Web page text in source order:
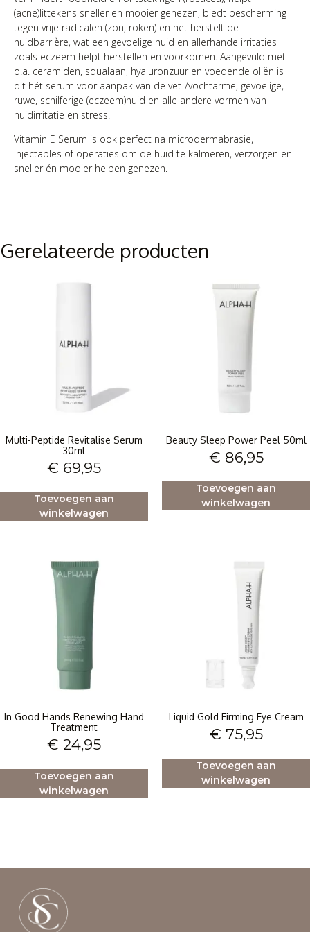
(acne)littekens sneller en mooier genezen, biedt bescherming
tegen vrije radicalen (zon, roken) en het herstelt de
huidbarrière, wat een gevoelige huid en allerhande irritaties
zoals eczeem helpt herstellen en voorkomen. Aangevuld met
o.a. ceramiden, squalaan, hyaluronzuur en voedende oliën is
dit hét serum voor aanpak van de vet-/vochtarme, gevoelige,
ruwe, schilferige (eczeem)huid en alle andere vormen van
huidirritatie en stress.
Vitamin E Serum is ook perfect na microdermabrasie,
injectables of operaties om de huid te kalmeren, verzorgen en
sneller én mooier helpen genezen.
Gerelateerde producten
Multi-Peptide Revitalise Serum
30ml
€ 69,95
Toevoegen aan
winkelwagen
Beauty Sleep Power Peel 50ml
€ 86,95
Toevoegen aan
winkelwagen
In Good Hands Renewing Hand
Treatment
€ 24,95
Toevoegen aan
winkelwagen
Liquid Gold Firming Eye Cream
€ 75,95
Toevoegen aan
winkelwagen